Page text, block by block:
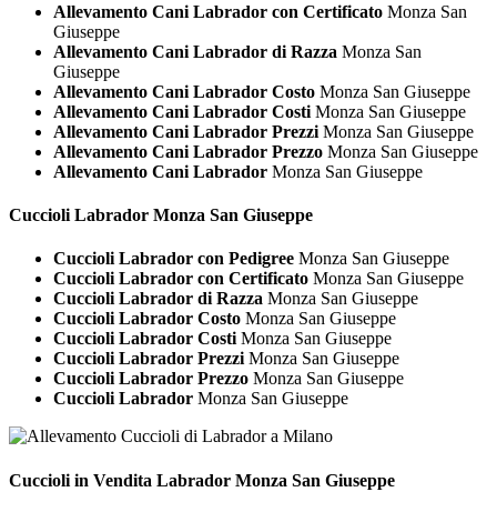
Allevamento Cani Labrador con Certificato Monza San
Giuseppe
Allevamento Cani Labrador di Razza Monza San
Giuseppe
Allevamento Cani Labrador Costo Monza San Giuseppe
Allevamento Cani Labrador Costi Monza San Giuseppe
Allevamento Cani Labrador Prezzi Monza San Giuseppe
Allevamento Cani Labrador Prezzo Monza San Giuseppe
Allevamento Cani Labrador Monza San Giuseppe
Cuccioli Labrador Monza San Giuseppe
Cuccioli Labrador con Pedigree Monza San Giuseppe
Cuccioli Labrador con Certificato Monza San Giuseppe
Cuccioli Labrador di Razza Monza San Giuseppe
Cuccioli Labrador Costo Monza San Giuseppe
Cuccioli Labrador CostiMonza San Giuseppe
Cuccioli Labrador PrezziMonza San Giuseppe
Cuccioli Labrador Prezzo Monza San Giuseppe
Cuccioli Labrador Monza San Giuseppe
Cuccioli in Vendita Labrador Monza San Giuseppe